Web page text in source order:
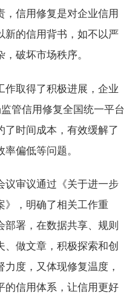
信用修复是对企业信用
新的信用背书，如不以严
破坏市场秩序。
取得了积极进展，企业
管信用修复全国统一平台
了时间成本，有效缓解了
偏低等问题。
审议通过《关于进一步
》，明确了相关工作重
部署，在数据共享、规则
做文章，积极探索和创
度，又体现修复温度，
的信用体系，让信用更好